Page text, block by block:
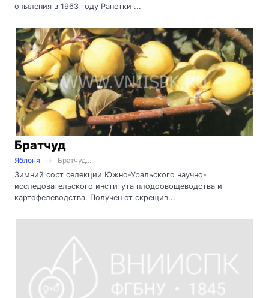
опыления в 1963 году Ранетки ...
Братчуд
Яблоня
Братчуд...
Зимний сорт селекции Южно-Уральского научно-
исследовательского института плодоовощеводства и
картофелеводства. Получен от скрещив...